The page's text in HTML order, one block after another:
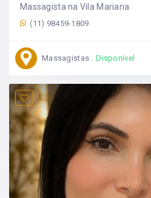
Massagista na Vila Mariana
(11) 98459-1809
Massagistas Disponível